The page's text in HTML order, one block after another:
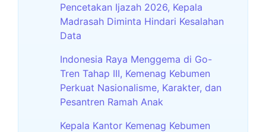
Pencetakan Ijazah 2026, Kepala
Madrasah Diminta Hindari Kesalahan
Data
Indonesia Raya Menggema di Go-
Tren Tahap III, Kemenag Kebumen
Perkuat Nasionalisme, Karakter, dan
Pesantren Ramah Anak
Kepala Kantor Kemenag Kebumen